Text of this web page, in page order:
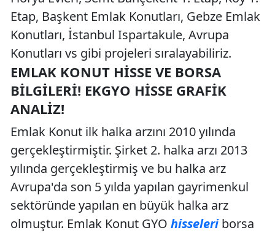
Etap, Başkent Emlak Konutları, Gebze Emlak
Konutları, İstanbul Ispartakule, Avrupa
Konutları vs gibi projeleri sıralayabiliriz.
EMLAK KONUT HISSE VE BORSA
BILGILERI! EKGYO HISSE GRAFIK
ANALIZ!
Emlak Konut ilk halka arzını 2010 yılında
gerçekleştirmiştir. Şirket 2. halka arzı 2013
yılında gerçekleştirmiş ve bu halka arz
Avrupa'da son 5 yılda yapılan gayrimenkul
sektöründe yapılan en büyük halka arz
olmuştur. Emlak Konut GYO hisseleriborsa